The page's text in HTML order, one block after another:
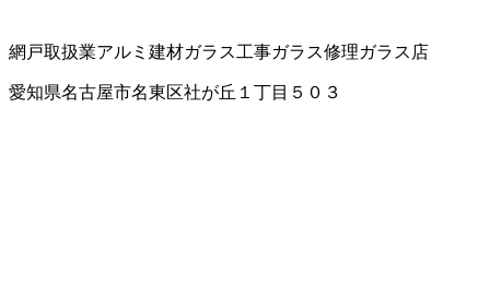
網戸取扱業アルミ建材ガラス工事ガラス修理ガラス店
愛知県名古屋市名東区社が丘１丁目５０３